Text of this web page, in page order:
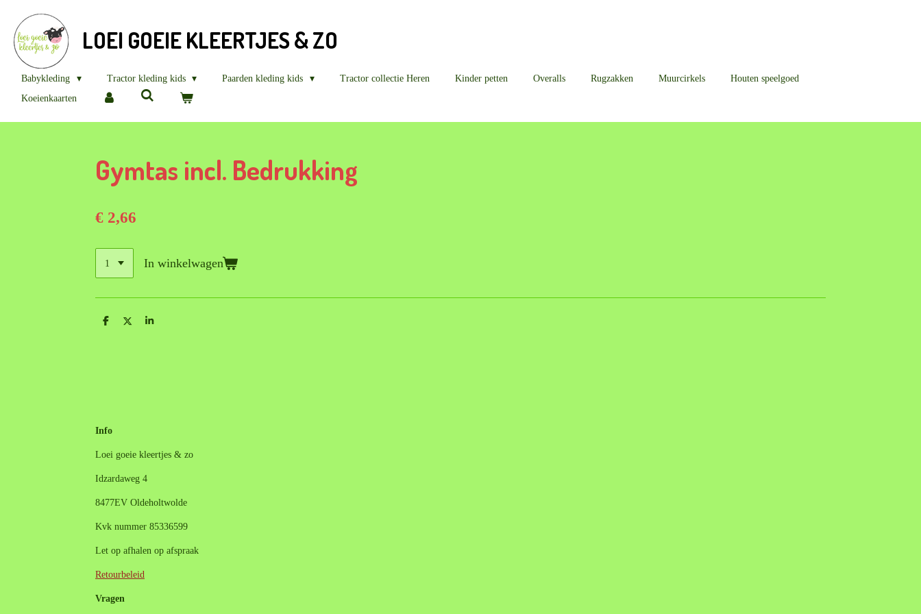
direct
naar
de
hoofdinhoud
LOEI GOEIE KLEERTJES & ZO
Babykleding Tractor kleding kids Paarden kleding kids Tractor collectie Heren Kinder petten Overalls Rugzakken Muurcirkels
Houten speelgoed
Koeienkaarten
Gymtas incl. Bedrukking
€ 2,66
In winkelwagen
D
D
S
Info
Loei goeie kleertjes & zo
Idzardaweg 4
8477EV Oldeholtwolde
Kvk nummer 85336599
Let op afhalen op afspraak
Retourbeleid
Vragen